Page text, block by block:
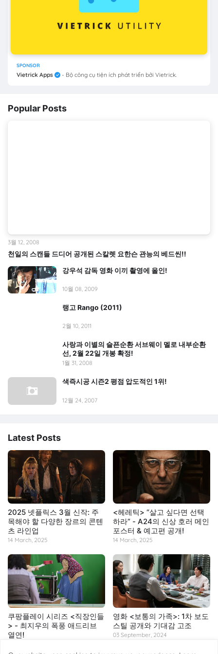
SPONSOR
Vietrick Apps - Bộ công cụ tiện ích phát triển bởi Vietrick.
Popular Posts
천일의 스캔들 드디어 공개된 스칼렛 요한슨 관능의 베드씬!!
3월 12, 2008
강우석 감독 영화 이끼 촬영에 올인!
10월 08, 2009
랭고 Rango (2011)
2월 10, 2011
사랑과 이별의 슬픈순환 서브웨이 멜로 내부순환
선, 2월 22일 개봉 확정!
1월 31, 2008
색즉시공 시즌2 평점 압도적인 1위!
12월 24, 2007
Latest Posts
2025 넷플릭스 3월 신작: 주
목해야 할 다양한 장르의 콘텐
츠 라인업
14 March, 2025
<헤레틱> “살고 싶다면 선택
하라” - A24의 신상 호러 메인
포스터 & 예고편 공개!
14 March, 2025
쿠팡플레이 시리즈 <직장인들
> - 최지우의 폭풍 애드리브
열연!
영화 <보통의 가족>: 1차 보도
스틸 공개와 기대감 고조
03 September, 2024